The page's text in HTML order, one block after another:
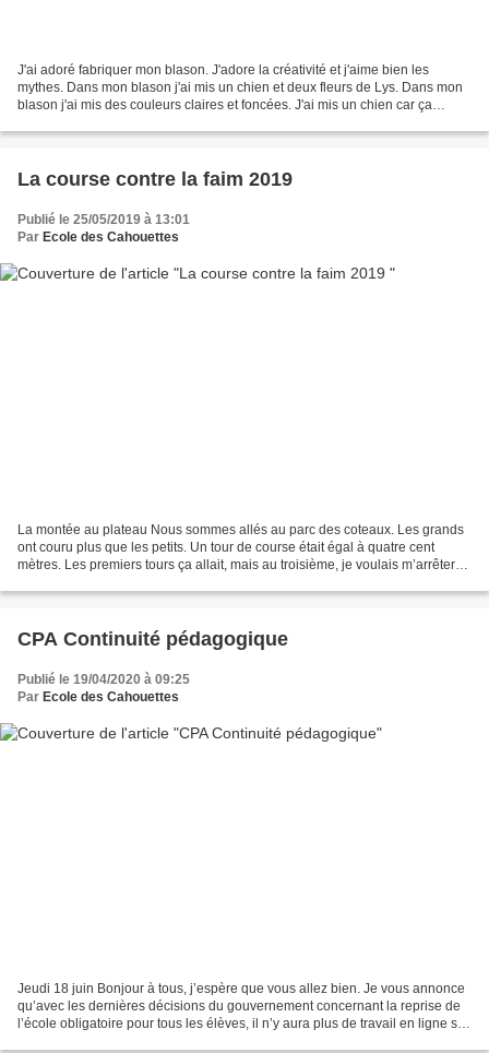
J'ai adoré fabriquer mon blason. J'adore la créativité et j'aime bien les
mythes. Dans mon blason j'ai mis un chien et deux fleurs de Lys. Dans mon
blason j'ai mis des couleurs claires et foncées. J'ai mis un chien car ça
La course contre la faim 2019
Publié le 25/05/2019 à 13:01
Par Ecole des Cahouettes
La montée au plateau Nous sommes allés au parc des coteaux. Les grands
ont couru plus que les petits. Un tour de course était égal à quatre cent
mètres. Les premiers tours ça allait, mais au troisième, je voulais m’arrêter
CPA Continuité pédagogique
Publié le 19/04/2020 à 09:25
Par Ecole des Cahouettes
Jeudi 18 juin Bonjour à tous, j’espère que vous allez bien. Je vous annonce
qu’avec les dernières décisions du gouvernement concernant la reprise de
l’école obligatoire pour tous les élèves, il n’y aura plus de travail en ligne sur